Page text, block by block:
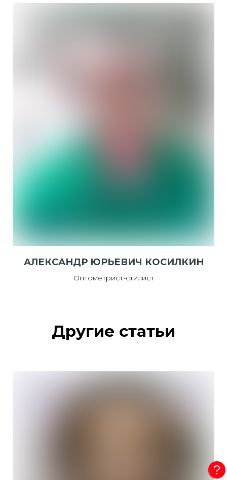
АЛЕКСАНДР ЮРЬЕВИЧ КОСИЛКИН
Оптометрист-стилист
Другие статьи